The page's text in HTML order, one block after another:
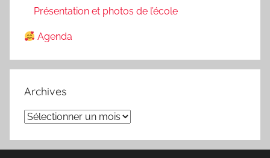
Présentation et photos de l’école
Agenda
Archives
Archives